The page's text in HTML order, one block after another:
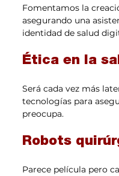
Fomentamos la
asegurando una
identidad de salud
Ética en la
Será cada vez más
tecnologías para
preocupa.
Robots
Parece película pero